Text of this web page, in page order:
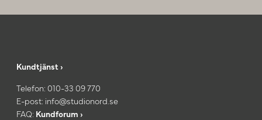
Kundtjänst ›
Telefon: 010-33 09 770
E-post: info@studionord.se
FAQ: Kundforum ›